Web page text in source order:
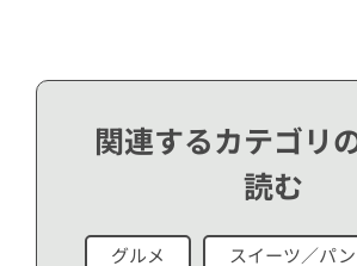
関連するカテゴリ
読む
グルメ スイーツ／パン